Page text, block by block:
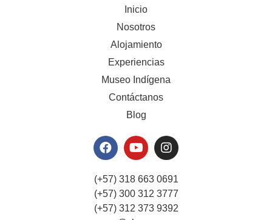
Inicio
Nosotros
Alojamiento
Experiencias
Museo Indígena
Contáctanos
Blog
(+57) 318 663 0691
(+57) 300 312 3777
(+57) 312 373 9392